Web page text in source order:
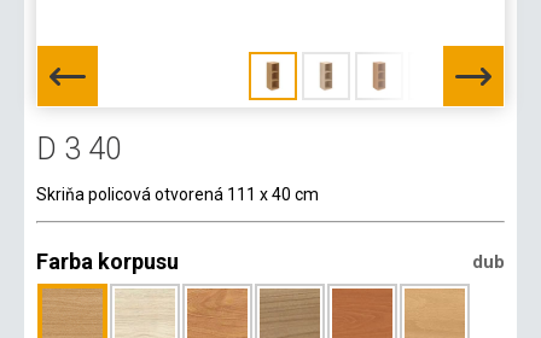
D 3 40
Skriňa policová otvorená 111 x 40 cm
Farba korpusu dub